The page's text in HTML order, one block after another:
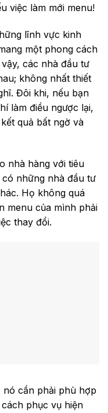
việc làm mới menu!
lĩnh vực kinh
một phong cách
các nhà đầu tư
không nhất thiết
Đôi khi, nếu bạn
làm điều ngược lại,
quả bất ngờ và
nhà hàng với tiêu
những nhà đầu tư
Họ không quá
menu của mình phải
thay đổi.
nó cần phải phù hợp
phục vụ hiện